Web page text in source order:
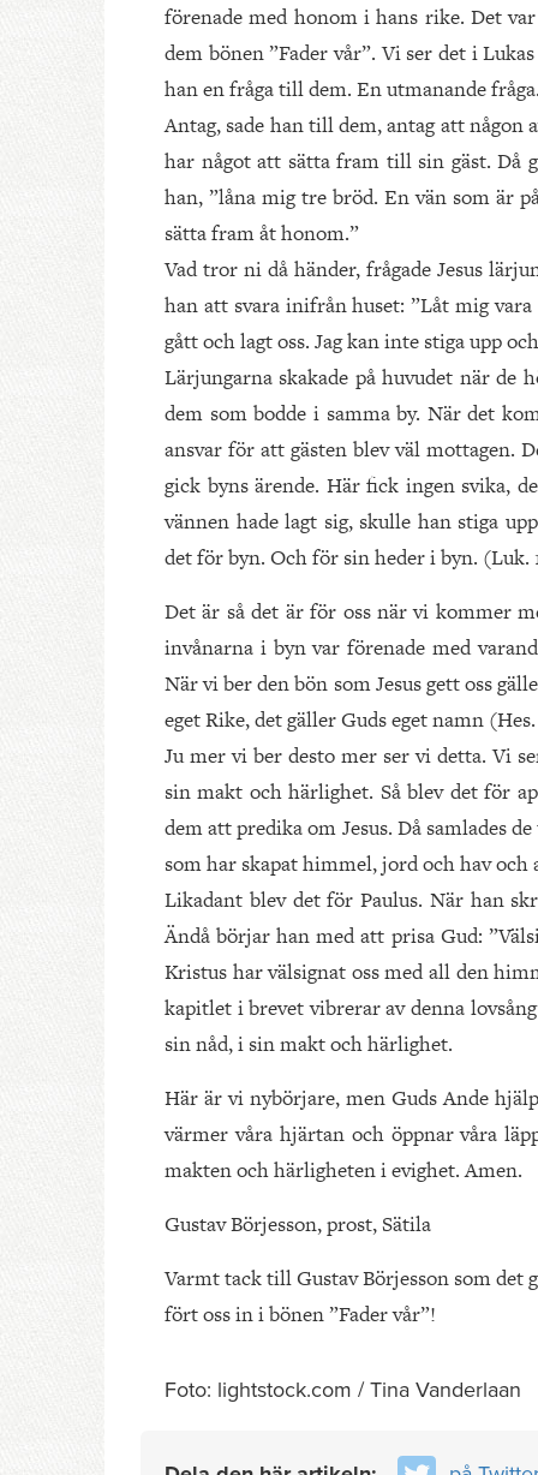
förenade med honom i hans rike. Det
dem bönen ”Fader vår”. Vi ser det i
han en fråga till dem. En utmanande
Antag, sade han till dem, antag att
har något att sätta fram till sin gäst. Då
han, ”låna mig tre bröd. En vän som är
sätta fram åt honom.”
Vad tror ni då händer, frågade Jesus
han att svara inifrån huset: ”Låt mig
gått och lagt oss. Jag kan inte stiga upp
Lärjungarna skakade på huvudet när de
dem som bodde i samma by. När det
ansvar för att gästen blev väl mottagen.
gick byns ärende. Här fick ingen svika,
vännen hade lagt sig, skulle han stiga
det för byn. Och för sin heder i byn. (Luk.
Det är så det är för oss när vi kommer
invånarna i byn var förenade med
När vi ber den bön som Jesus gett oss
eget Rike, det gäller Guds eget namn
Ju mer vi ber desto mer ser vi detta. Vi
sin makt och härlighet. Så blev det för
dem att predika om Jesus. Då samlades
som har skapat himmel, jord och hav och
Likadant blev det för Paulus. När han
Ändå börjar han med att prisa Gud:
Kristus har välsignat oss med all den
kapitlet i brevet vibrerar av denna
sin nåd, i sin makt och härlighet.
Här är vi nybörjare, men Guds Ande
värmer våra hjärtan och öppnar våra
makten och härligheten i evighet. Amen.
Gustav Börjesson, prost, Sätila
Varmt tack till Gustav Börjesson som det
fört oss in i bönen ”Fader vår”!
Foto: lightstock.com / Tina Vanderlaan